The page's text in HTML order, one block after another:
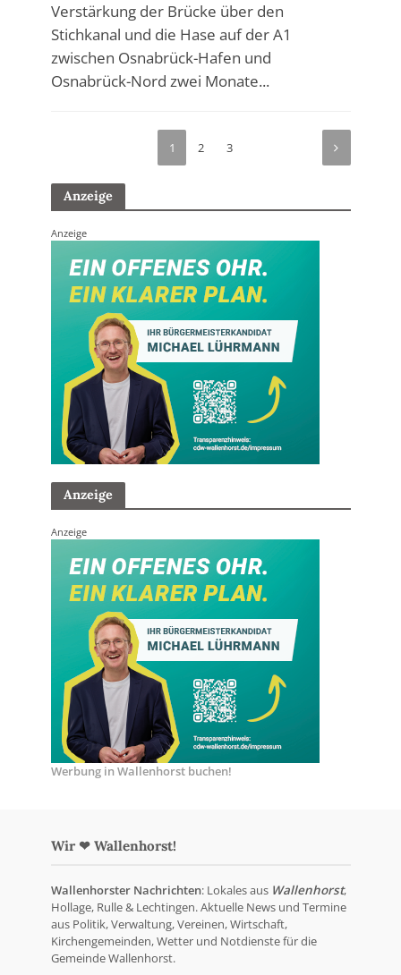
Verstärkung der Brücke über den
Stichkanal und die Hase auf der A1
zwischen Osnabrück-Hafen und
Osnabrück-Nord zwei Monate...
1 2 3
Anzeige
Anzeige
Anzeige
Anzeige
Werbung in Wallenhorst buchen!
Wir ❤ Wallenhorst!
Wallenhorster Nachrichten: Lokales aus Wallenhorst,
Hollage, Rulle & Lechtingen. Aktuelle News und Termine
aus Politik, Verwaltung, Vereinen, Wirtschaft,
Kirchengemeinden, Wetter und Notdienste für die
Gemeinde Wallenhorst.